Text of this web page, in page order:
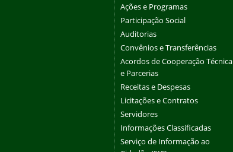
Ações e Programas
Participação Social
Auditorias
Convênios e Transferências
Acordos de Cooperação Técnica
e Parcerias
Receitas e Despesas
Licitações e Contratos
Servidores
Informações Classificadas
Serviço de Informação ao